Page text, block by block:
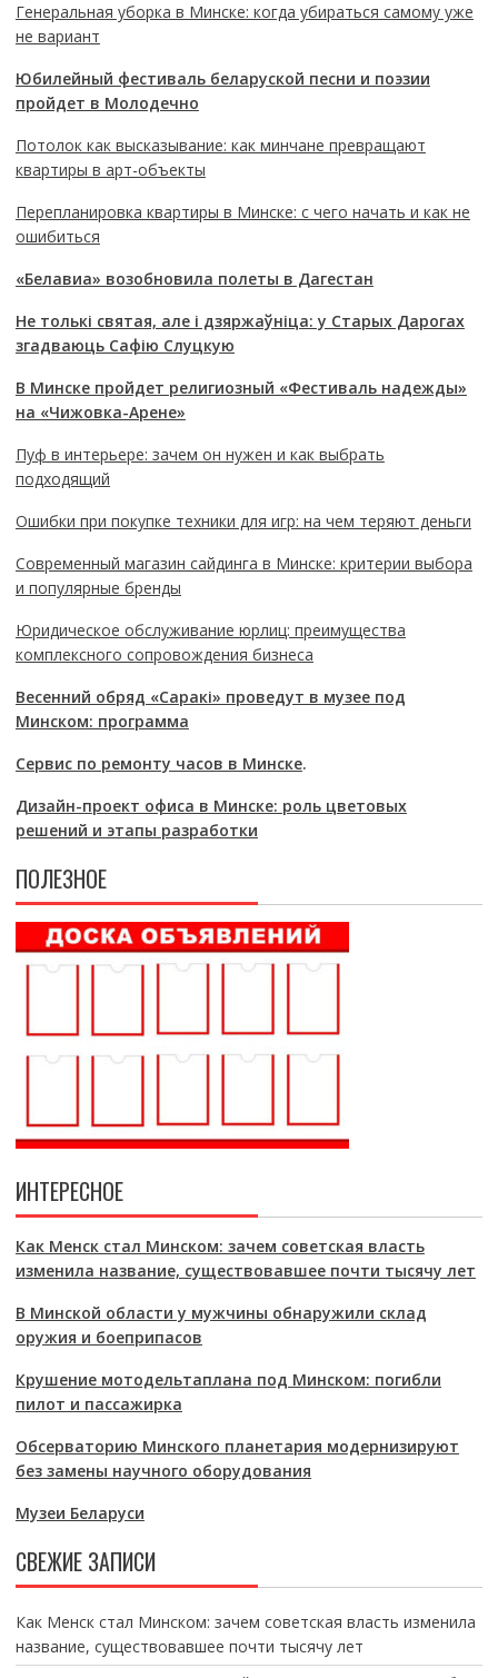
Генеральная уборка в Минске: когда убираться самому уже
не вариант
Юбилейный фестиваль беларуской песни и поэзии
пройдет в Молодечно
Потолок как высказывание: как минчане превращают
квартиры в арт-объекты
Перепланировка квартиры в Минске: с чего начать и как не
ошибиться
«Белавиа» возобновила полеты в Дагестан
Не толькі святая, але і дзяржаўніца: у Старых Дарогах
згадваюць Сафію Слуцкую
В Минске пройдет религиозный «Фестиваль надежды»
на «Чижовка-Арене»
Пуф в интерьере: зачем он нужен и как выбрать
подходящий
Ошибки при покупке техники для игр: на чем теряют деньги
Современный магазин сайдинга в Минске: критерии выбора
и популярные бренды
Юридическое обслуживание юрлиц: преимущества
комплексного сопровождения бизнеса
Весенний обряд «Саракі» проведут в музее под
Минском: программа
Сервис по ремонту часов в Минске.
Дизайн-проект офиса в Минске: роль цветовых
решений и этапы разработки
ПОЛЕЗНОЕ
ИНТЕРЕСНОЕ
Как Менск стал Минском: зачем советская власть
изменила название, существовавшее почти тысячу лет
В Минской области у мужчины обнаружили склад
оружия и боеприпасов
Крушение мотодельтаплана под Минском: погибли
пилот и пассажирка
Обсерваторию Минского планетария модернизируют
без замены научного оборудования
Музеи Беларуси
СВЕЖИЕ ЗАПИСИ
Как Менск стал Минском: зачем советская власть изменила
название, существовавшее почти тысячу лет